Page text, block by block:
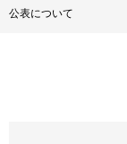
公表について